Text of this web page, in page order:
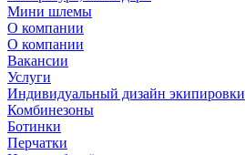
Мини шлемы
О компании
О компании
Вакансии
Услуги
Индивидуальный дизайн экипировки
Комбинезоны
Ботинки
Перчатки